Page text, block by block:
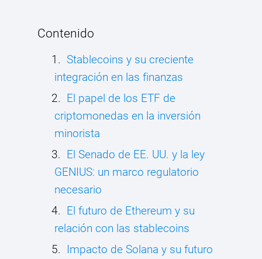
Contenido
Stablecoins y su creciente
integración en las finanzas
El papel de los ETF de
criptomonedas en la inversión
minorista
El Senado de EE. UU. y la ley
GENIUS: un marco regulatorio
necesario
El futuro de Ethereum y su
relación con las stablecoins
Impacto de Solana y su futuro